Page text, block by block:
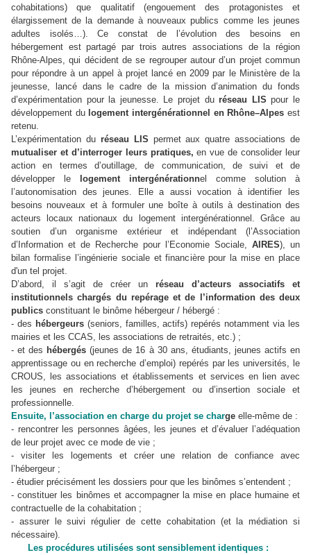
cohabitations) que qualitatif (engouement des protagonistes et
élargissement de la demande à nouveaux publics comme les jeunes
adultes isolés…). Ce constat de l’évolution des besoins en
hébergement est partagé par trois autres associations de la région
Rhône-Alpes, qui décident de se regrouper autour d’un projet commun
pour répondre à un appel à projet lancé en 2009 par le Ministère de la
jeunesse, lancé dans le cadre de la mission d’animation du fonds
d’expérimentation pour la jeunesse. Le projet duréseau LIS pour le
développement du logement intergénérationnel en Rhône–Alpes est
retenu.
L’expérimentation du réseau LIS permet aux quatre associations de
mutualiser et d’interroger leurs pratiques, en vue de consolider leur
action en termes d’outillage, de communication, de suivi et de
développer le
logement intergénérationnel comme solution à
l’autonomisation des jeunes. Elle a aussi vocation à identifier les
besoins nouveaux et à formuler une boîte à outils à destination des
acteurs locaux nationaux du logement intergénérationnel. Grâce au
soutien d’un organisme extérieur et indépendant (l’Association
d’Information et de Recherche pour l’Economie Sociale, AIRES), un
bilan formalise l’ingénierie sociale et financière pour la mise en place
d'un tel projet.
D’abord, il s’agit de créer un réseau d’acteurs associatifs et
institutionnels chargés du repérage et de l’information des deux
publics constituant le binôme hébergeur / hébergé :
- des hébergeurs(seniors, familles, actifs) repérés notamment via les
mairies et les CCAS, les associations de retraités, etc.) ;
- et des hébergés (jeunes de 16 à 30 ans, étudiants, jeunes actifs en
apprentissage ou en recherche d’emploi) repérés par les universités, le
CROUS, les associations et établissements et services en lien avec
les jeunes en recherche d’hébergement ou d’insertion sociale et
professionnelle.
Ensuite, l’association en charge du projet se charge elle-même de :
- rencontrer les personnes âgées, les jeunes et d’évaluer l’adéquation
de leur projet avec ce mode de vie ;
- visiter les logements et créer une relation de confiance avec
l’hébergeur ;
- étudier précisément les dossiers pour que les binômes s’entendent ;
- constituer les binômes et accompagner la mise en place humaine et
contractuelle de la cohabitation ;
- assurer le suivi régulier de cette cohabitation (et la médiation si
nécessaire).
Les procédures utilisées sont sensiblement identiques :